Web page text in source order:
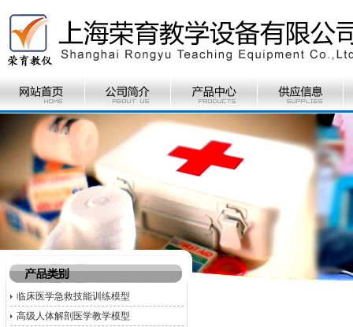
临床医学急救技能训练模型
高级人体解剖医学教学模型